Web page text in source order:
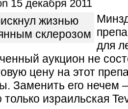
15 декабря 2011
для
аукцион не
цену на этот
Заменить его нечем
только израильская